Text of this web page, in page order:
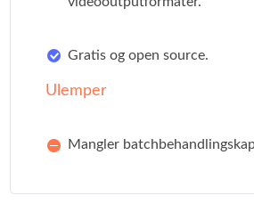
Gratis og open source.
Ulemper
Mangler